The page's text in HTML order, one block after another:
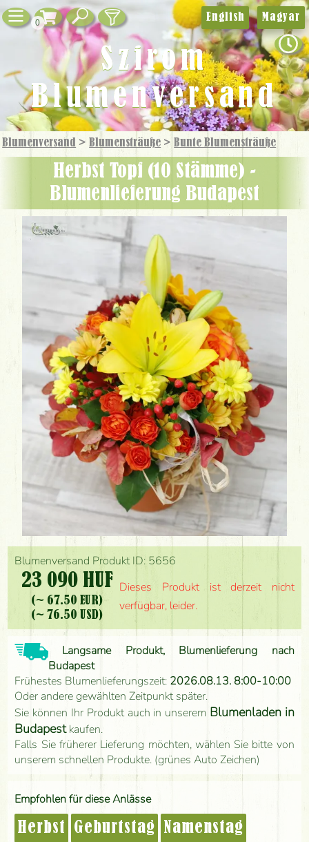
0
Blumenversand > Blumensträuße > Bunte Blumensträuße
Herbst Topf (10 Stämme) -
Blumenlieferung Budapest
Blumenversand Produkt ID: 5656
23 090 HUF
(~ 67.50 EUR)
(~ 76.50 USD)
Dieses Produkt ist derzeit nicht
verfügbar, leider.
Langsame Produkt, Blumenlieferung nach
Budapest
Frühestes Blumenlieferungszeit: 2026.08.13. 8:00-10:00
Oder andere gewählten Zeitpunkt später.
Sie können Ihr Produkt auch in unserem Blumenladen in
Budapestkaufen.
Falls Sie früherer Lieferung möchten, wählen Sie bitte von
unserem schnellen Produkte. (grünes Auto Zeichen)
Empfohlen für diese Anlässe
Herbst Geburtstag Namenstag
English Magyar
Szirom
Blumenversand